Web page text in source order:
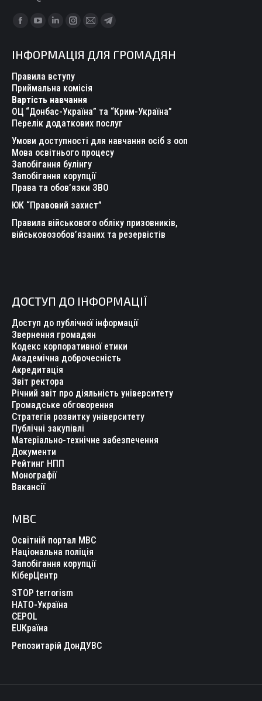
Find us on:
Facebook
opens
in
new
window
YouTube
opens
in
new
window
Linkedin
opens
in
new
window
Instagram
opens
in
new
window
Mail
opens
new
Telegram
opens
ІНФОРМАЦІЯ ДЛЯ ГРОМАДЯН
Правила вступу
Приймальна комісія
Вартість навчання
ОЦ “Донбас-Україна” та “Крим-Україна”
Перелік додаткових послуг
Умови доступності для навчання осіб з ооп
Мова освітнього процесу
Запобігання булінгу
Запобігання корупції
Права та обов’язки ЗВО
ЮК “Правовий захист”
Правила військового обліку призовників,
військовозобов’язаних та резервістів
ДОСТУП ДО ІНФОРМАЦІЇ
Доступ до публічної інформації
Звернення громадян
Кодекс корпоративної етики
Академічна доброчесність
Акредитація
Звіт ректора
Річний звіт про діяльність університету
Громадське обговорення
Стратегія розвитку університету
Публічні закупівлі
Матеріально-технічне забезпечення
Документи
Рейтинг НПП
Монографії
Вакансії
МВС
Освітній портал МВС
Національна поліція
Запобігання корупції
КіберЦентр
STOP terrorism
НАТО-Україна
CEPOL
EUКраїна
Репозитарій ДонДУВС